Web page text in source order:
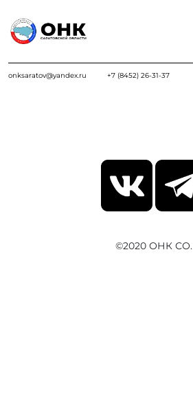
onksaratov@yandex.ru +7 (8452) 26-31-37
©2020 ОНК СО.